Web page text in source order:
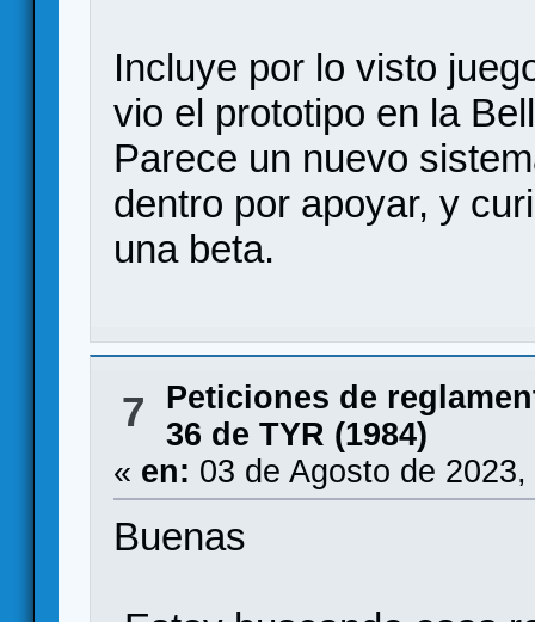
Incluye por lo visto
vio el prototipo en la
Parece un nuevo
dentro por apoyar, y
una beta.
7
Peticiones de
36 de TYR (1984)
« en: 03 de Agosto de
Buenas